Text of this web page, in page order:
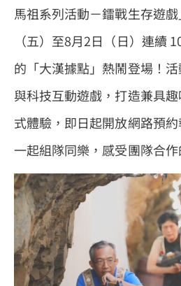
馬祖系列活動－鐳戰生存遊
（五）至8月2日（日）連續
的「大漢據點」熱鬧登場！
與科技互動遊戲，打造兼具
式體驗，即日起開放網路預
一起組隊同樂，感受團隊合作